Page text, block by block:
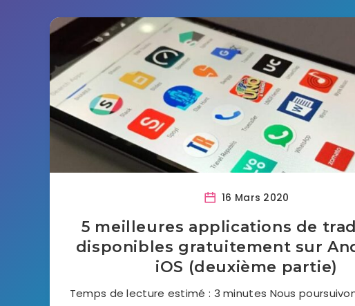
16 Mars 2020
5 meilleures applications de
disponibles gratuitement sur
iOS (deuxième partie)
Temps de lecture estimé : 3 minutes Nous